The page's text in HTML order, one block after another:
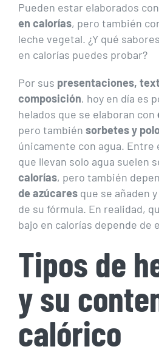
Pueden estar elaborados con
en calorías, pero también
leche vegetal. ¿Y qué
en calorías puedes probar?
Por sus presentaciones,
composición, hoy en día es
helados que se elaboran con
pero también sorbetes y
únicamente con agua. Entre
que llevan solo agua suelen
calorías, pero también
de azúcares que se añaden
de su fórmula. En realidad,
bajo en calorías depende
Tipos de
y su
calórico